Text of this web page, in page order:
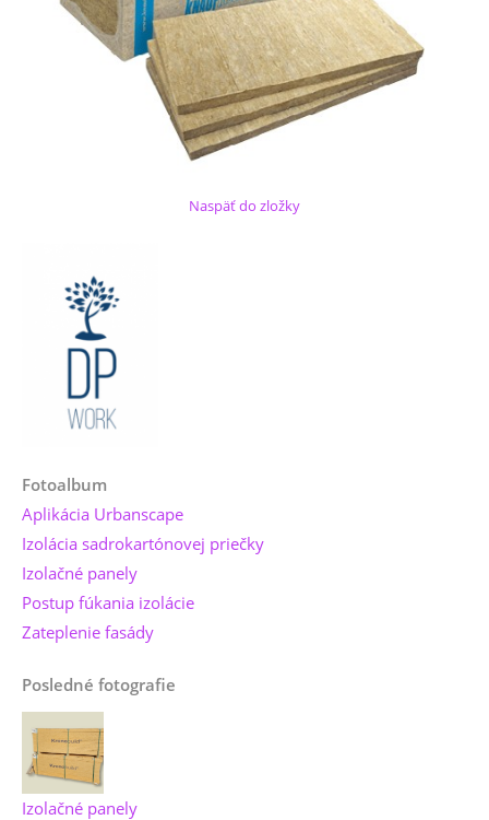
Naspäť do zložky
Fotoalbum
Aplikácia Urbanscape
Izolácia sadrokartónovej priečky
Izolačné panely
Postup fúkania izolácie
Zateplenie fasády
Posledné fotografie
Izolačné panely